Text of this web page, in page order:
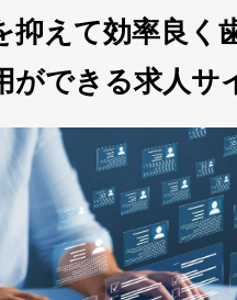
抑えて効率良く
ができる求人サ